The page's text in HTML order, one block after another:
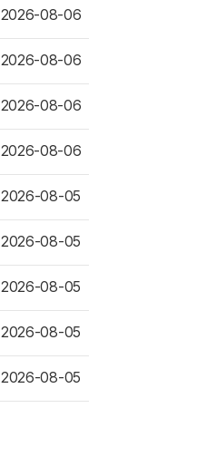
2026-08-06
2026-08-06
2026-08-06
2026-08-06
2026-08-05
2026-08-05
2026-08-05
2026-08-05
2026-08-05